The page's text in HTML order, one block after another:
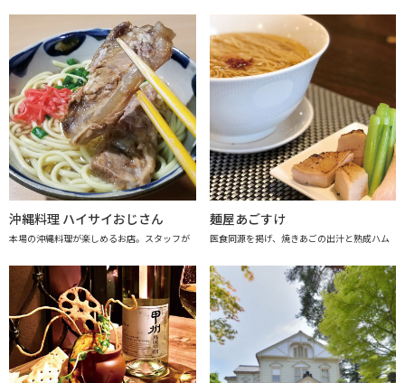
沖縄料理 ハイサイおじさん
本場の沖縄料理が楽しめるお店。スタッフが
麺屋あごすけ
医食同源を掲げ、焼きあごの出汁と熟成ハム